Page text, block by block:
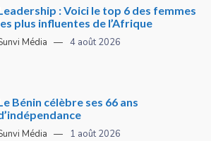
: Voici le top 6 des femmes
plus influentes de l’Afrique
Média 4 août 2026
Bénin célèbre ses 66 ans
Média 1 août 2026